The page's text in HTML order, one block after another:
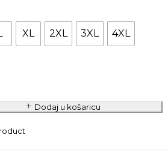
XL 2XL 3XL 4XL
Dodaj u košaricu